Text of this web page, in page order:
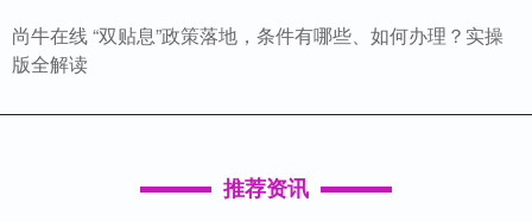
尚牛在线 “双贴息”政策落地，条件有哪些、如何办理？实操
版全解读
推荐资讯